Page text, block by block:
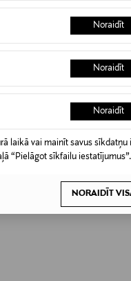
Noraidīt
Noraidīt
Noraidīt
laikā vai mainīt savus
“Pielāgot sīkfailu iestatījumus”.
NORAIDĪT
PRIEKŠROCĪBA
€